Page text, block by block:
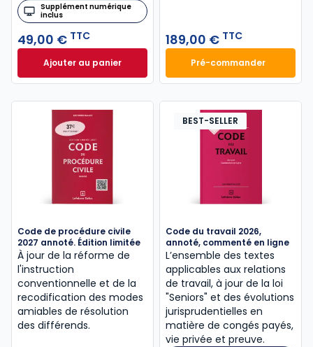
Supplément numérique
inclus
49,00 € TTC
Ajouter au panierCode civil 2027, annoté à 49,00 € TTC
189,00 € TTC
Pré-commander
Mémento
Code de procédure civile
2027 annoté. Édition limitée
À jour de la réforme de
l'instruction
conventionnelle et de la
recodification des modes
amiables de résolution
des différends.
BEST-SELLER
Code du travail 2026,
annoté, commenté en ligne
L’ensemble des textes
applicables aux relations
de travail, à jour de la loi
"Seniors" et des évolutions
jurisprudentielles en
matière de congés payés,
vie privée et preuve.